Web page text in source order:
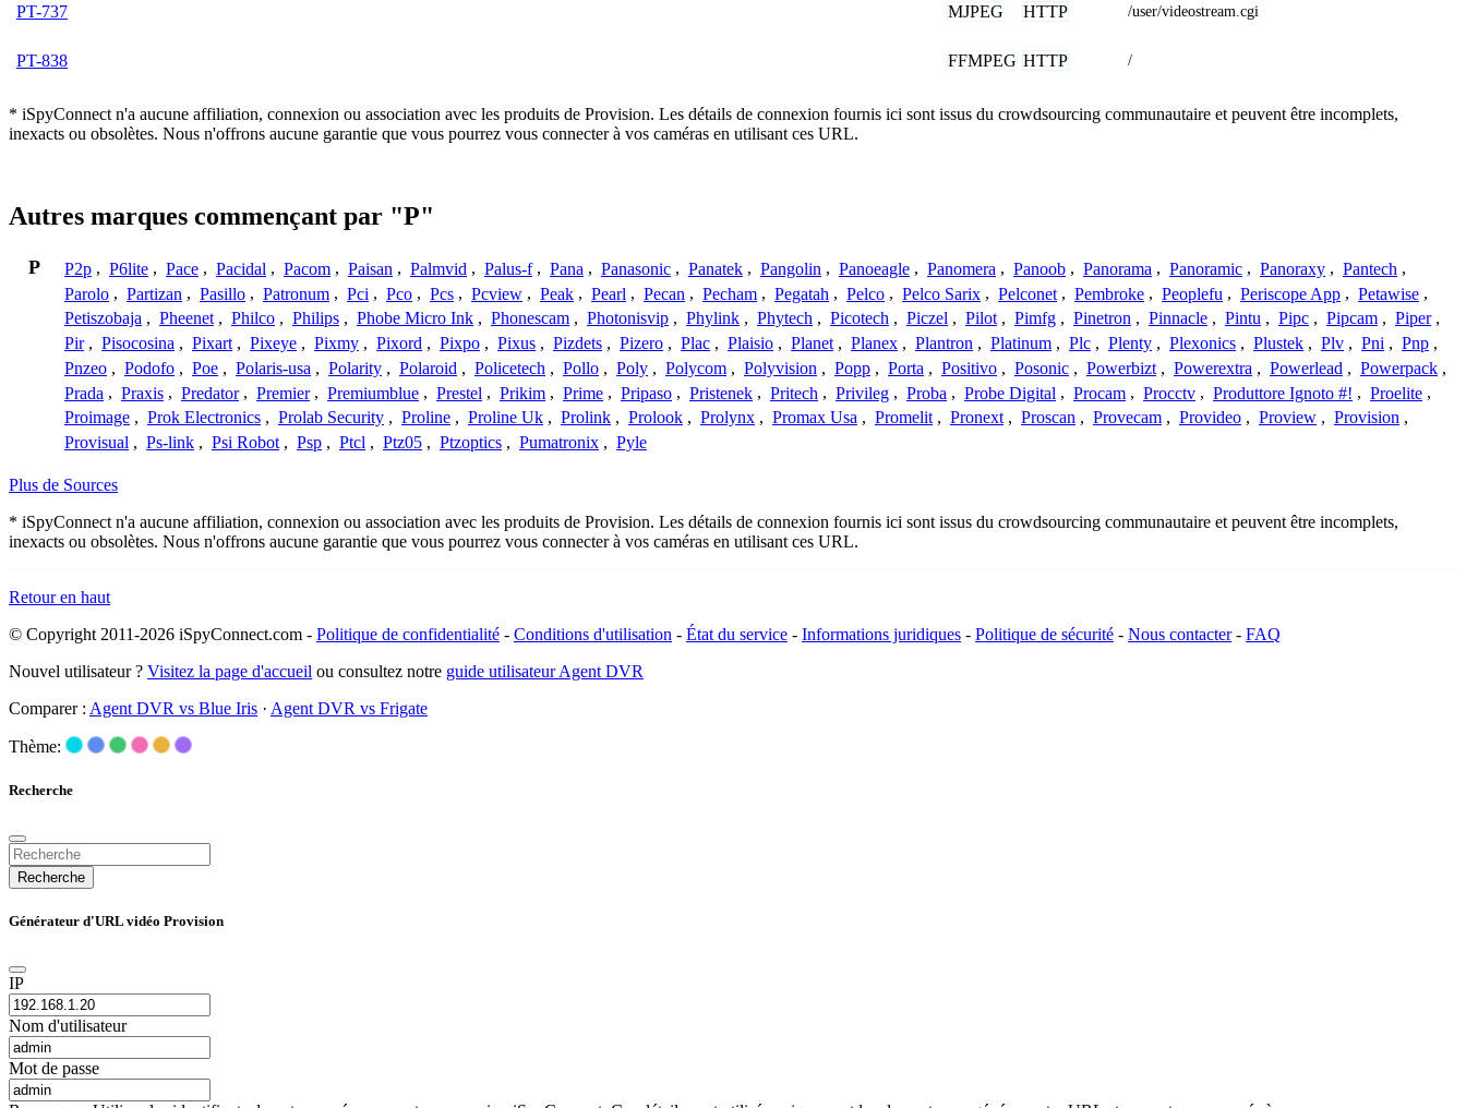
PT-737 MJPEG HTTP /user/videostream.cgi
PT-838 FFMPEG HTTP /
* iSpyConnect n'a aucune affiliation, connexion ou association avec les produits de Provision. Les détails de connexion fournis ici sont issus du crowdsourcing communautaire et peuvent être incomplets,
inexacts ou obsolètes. Nous n'offrons aucune garantie que vous pourrez vous connecter à vos caméras en utilisant ces URL.
Autres marques commençant par "P"
P P2p , P6lite , Pace , Pacidal , Pacom , Paisan , Palmvid , Palus-f , Pana , Panasonic , Panatek , Pangolin , Panoeagle , Panomera , Panoob , Panorama , Panoramic , Panoraxy , Pantech ,
Parolo , Partizan , Pasillo , Patronum , Pci , Pco , Pcs , Pcview , Peak , Pearl , Pecan , Pecham , Pegatah , Pelco , Pelco Sarix , Pelconet , Pembroke , Peoplefu , Periscope App , Petawise ,
Petiszobaja , Pheenet , Philco , Philips , Phobe Micro Ink , Phonescam , Photonisvip , Phylink , Phytech , Picotech , Piczel , Pilot , Pimfg , Pinetron , Pinnacle , Pintu , Pipc , Pipcam , Piper ,
Pir , Pisocosina , Pixart , Pixeye , Pixmy , Pixord , Pixpo , Pixus , Pizdets , Pizero , Plac , Plaisio , Planet , Planex , Plantron , Platinum , Plc , Plenty , Plexonics , Plustek , Plv , Pni , Pnp ,
Pnzeo , Podofo , Poe , Polaris-usa , Polarity , Polaroid , Policetech , Pollo , Poly , Polycom , Polyvision , Popp , Porta , Positivo , Posonic , Powerbizt , Powerextra , Powerlead , Powerpack ,
Prada , Praxis , Predator , Premier , Premiumblue , Prestel , Prikim , Prime , Pripaso , Pristenek , Pritech , Privileg , Proba , Probe Digital , Procam , Procctv , Produttore Ignoto #! , Proelite ,
Proimage , Prok Electronics , Prolab Security , Proline , Proline Uk , Prolink , Prolook , Prolynx , Promax Usa , Promelit , Pronext , Proscan , Provecam , Provideo , Proview , Provision ,
Provisual , Ps-link , Psi Robot , Psp , Ptcl , Ptz05 , Ptzoptics , Pumatronix , Pyle
Plus de Sources
* iSpyConnect n'a aucune affiliation, connexion ou association avec les produits de Provision. Les détails de connexion fournis ici sont issus du crowdsourcing communautaire et peuvent être incomplets,
inexacts ou obsolètes. Nous n'offrons aucune garantie que vous pourrez vous connecter à vos caméras en utilisant ces URL.
Retour en haut
© Copyright 2011-2026 iSpyConnect.com - Politique de confidentialité - Conditions d'utilisation - État du service - Informations juridiques - Politique de sécurité - Nous contacter- FAQ
Nouvel utilisateur ? Visitez la page d'accueil ou consultez notre guide utilisateur Agent DVR
Comparer : Agent DVR vs Blue Iris · Agent DVR vs Frigate
Thème:
Recherche
Recherche
Générateur d'URL vidéo Provision
IP
Nom d'utilisateur
Mot de passe